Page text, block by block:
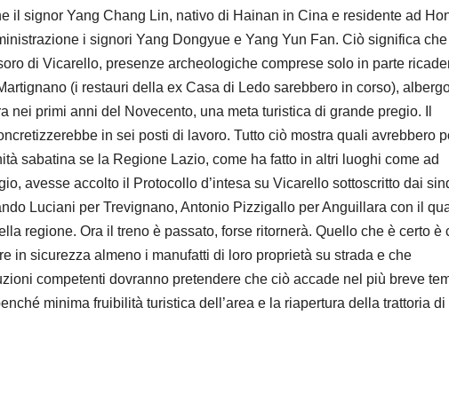
il signor Yang Chang Lin, nativo di Hainan in Cina e residente ad
i signori Yang Dongyue e Yang Yun Fan. Ciò significa che
di Vicarello, presenze archeologiche comprese solo in parte
(i restauri della ex Casa di Ledo sarebbero in corso),
nei primi anni del Novecento, una meta turistica di grande pregio. Il
in sei posti di lavoro. Tutto ciò mostra quali avrebbero
sabatina se la Regione Lazio, come ha fatto in altri luoghi come ad
avesse accolto il Protocollo d’intesa su Vicarello sottoscritto dai
Luciani per Trevignano, Antonio Pizzigallo per Anguillara con il
regione. Ora il treno è passato, forse ritornerà. Quello che è certo è
in sicurezza almeno i manufatti di loro proprietà su strada e che
competenti dovranno pretendere che ciò accade nel più breve
minima fruibilità turistica dell’area e la riapertura della trattoria di